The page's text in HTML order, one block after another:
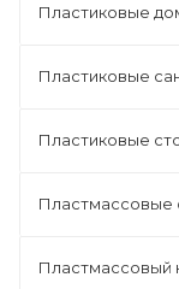
Пластиковые
Пластиковые
Пластиковые
Пластмассовые
Пластмассовый